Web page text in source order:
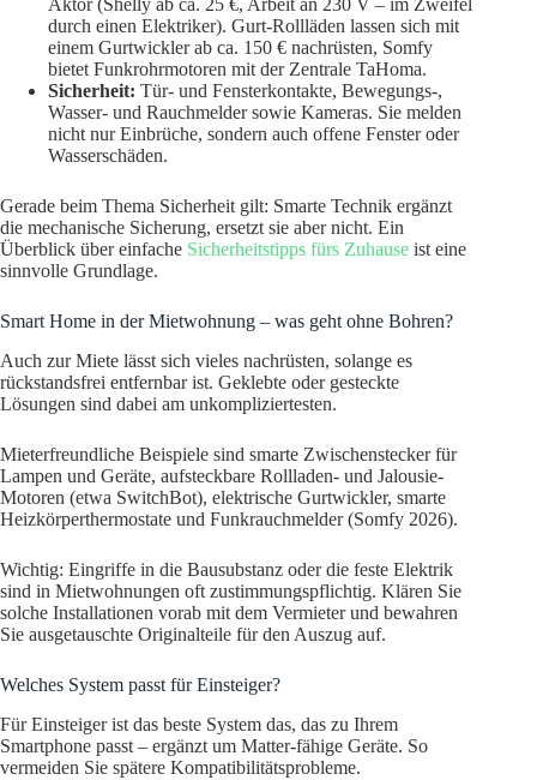
Aktor (Shelly ab ca. 25 €, Arbeit an 230 V – im Zweifel
durch einen Elektriker). Gurt-Rollläden lassen sich mit
einem Gurtwickler ab ca. 150 € nachrüsten, Somfy
bietet Funkrohrmotoren mit der Zentrale TaHoma.
Sicherheit: Tür- und Fensterkontakte, Bewegungs-,
Wasser- und Rauchmelder sowie Kameras. Sie melden
nicht nur Einbrüche, sondern auch offene Fenster oder
Wasserschäden.
Gerade beim Thema Sicherheit gilt: Smarte Technik ergänzt
die mechanische Sicherung, ersetzt sie aber nicht. Ein
Überblick über einfache Sicherheitstipps fürs Zuhause ist eine
sinnvolle Grundlage.
Smart Home in der Mietwohnung – was geht ohne Bohren?
Auch zur Miete lässt sich vieles nachrüsten, solange es
rückstandsfrei entfernbar ist. Geklebte oder gesteckte
Lösungen sind dabei am unkompliziertesten.
Mieterfreundliche Beispiele sind smarte Zwischenstecker für
Lampen und Geräte, aufsteckbare Rollladen- und Jalousie-
Motoren (etwa SwitchBot), elektrische Gurtwickler, smarte
Heizkörperthermostate und Funkrauchmelder (Somfy 2026).
Wichtig: Eingriffe in die Bausubstanz oder die feste Elektrik
sind in Mietwohnungen oft zustimmungspflichtig. Klären Sie
solche Installationen vorab mit dem Vermieter und bewahren
Sie ausgetauschte Originalteile für den Auszug auf.
Welches System passt für Einsteiger?
Für Einsteiger ist das beste System das, das zu Ihrem
Smartphone passt – ergänzt um Matter-fähige Geräte. So
vermeiden Sie spätere Kompatibilitätsprobleme.